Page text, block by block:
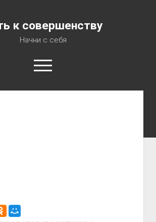
к совершенству
Начни с себя